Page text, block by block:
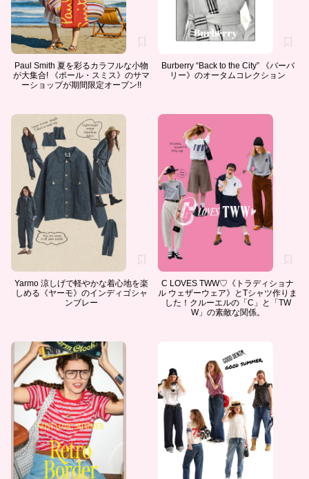
Paul Smith 夏を彩るカラフルな小物
が大集合! 《ポール・スミス》のサマ
ーショップが期間限定オープン!!
Burberry “Back to the City” 《バーバ
リー》のオータムコレクション
Yarmo 涼しげで軽やかな着心地を楽
しめる《ヤーモ》のインディゴシャ
ンブレー
C LOVES TWW♡《トラディショナ
ル ウェザーウェア》とTシャツ作りま
した！クルーエルの「C」と「TW
W」の素敵な関係。